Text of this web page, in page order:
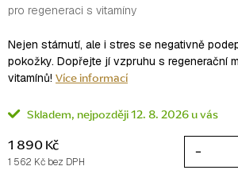
pro regeneraci s vitamíny
Nejen stárnutí, ale i stres se negativně
pokožky. Dopřejte jí vzpruhu s regenerační
vitamínů! Více informací
Skladem 12. 8. 2026
1 890 Kč
1 562 Kč bez DPH